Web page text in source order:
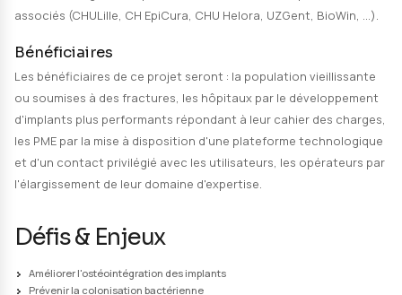
Expertise transfrontalière
Pour atteindre cet objectif, le projet s'appuiera sur la
complémentarité des expertises des équipes
Celles-ci regroupent des experts en technologies
par voies humide et sèche (UMONS, UGent), en
technologies et des performances (Materia Nova,
caractérisation approfondie (ULille, UPHF, Materia
Ces compétences se retrouvent sur les deux
pour l'élaboration et sur le versant français pour la